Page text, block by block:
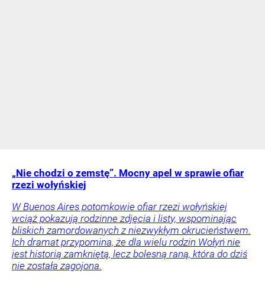
„Nie chodzi o zemstę”. Mocny apel w sprawie ofiar
rzezi wołyńskiej
W Buenos Aires potomkowie ofiar rzezi wołyńskiej
wciąż pokazują rodzinne zdjęcia i listy, wspominając
bliskich zamordowanych z niezwykłym okrucieństwem.
Ich dramat przypomina, że dla wielu rodzin Wołyń nie
jest historią zamkniętą, lecz bolesną raną, która do dziś
nie została zagojona.